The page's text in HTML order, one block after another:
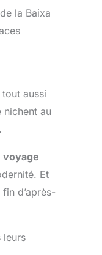
la Baixa
aussi
nichent au
voyage
Et
d’après-
leurs